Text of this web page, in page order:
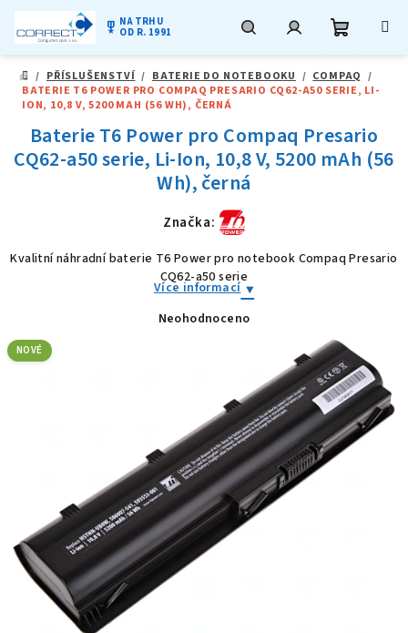
obsah
military_tech NA TRHU
OD R. 1991
DOMŮ
/ PŘÍSLUŠENSTVÍ / BATERIE DO NOTEBOOKU / COMPAQ /
BATERIE T6 POWER PRO COMPAQ PRESARIO CQ62-A50 SERIE, LI-
ION, 10,8 V, 5200 MAH (56 WH), ČERNÁ
Baterie T6 Power pro Compaq Presario
CQ62-a50 serie, Li-Ion, 10,8 V, 5200 mAh (56
Wh), černá
Značka:
Kvalitní náhradní baterie T6 Power pro notebook Compaq Presario
CQ62-a50 serie
Více informací
Průměrné
hvězdiček.
Neohodnoceno
NOVÉ